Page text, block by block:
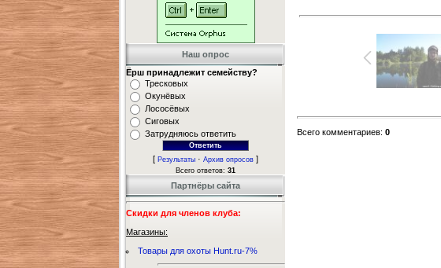
Наш опрос
Ёрш принадлежит семейству?
Тресковых
Окунёвых
Лососёвых
Сиговых
Затрудняюсь ответить
[ Результаты · Архив опросов ]
Всего ответов: 31
Партнёры сайта
Скидки для членов клуба:
Магазины:
Товары для охоты Hunt.ru-7%
Всего комментариев: 0